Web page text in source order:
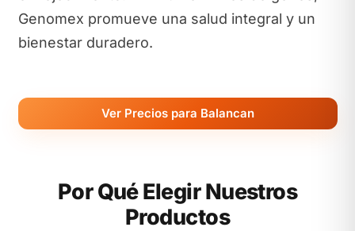
Genomex promueve una salud integral y un
bienestar duradero.
Ver Precios para Balancan
Por Qué Elegir Nuestros
Productos